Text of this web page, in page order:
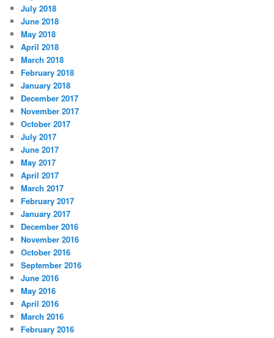
July 2018
June 2018
May 2018
April 2018
March 2018
February 2018
January 2018
December 2017
November 2017
October 2017
July 2017
June 2017
May 2017
April 2017
March 2017
February 2017
January 2017
December 2016
November 2016
October 2016
September 2016
June 2016
May 2016
April 2016
March 2016
February 2016